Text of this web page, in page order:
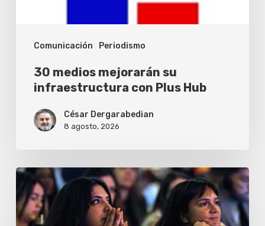
Comunicación Periodismo
30 medios mejorarán su
infraestructura con Plus Hub
César Dergarabedian
8 agosto, 2026
ISOJ
2026
debatirá